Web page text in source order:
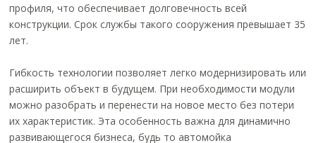
профиля, что обеспечивает долговечность всей
конструкции. Срок службы такого сооружения превышает 35
лет.
Гибкость технологии позволяет легко модернизировать или
расширить объект в будущем. При необходимости модули
можно разобрать и перенести на новое место без потери
их характеристик. Эта особенность важна для динамично
развивающегося бизнеса, будь то автомойка